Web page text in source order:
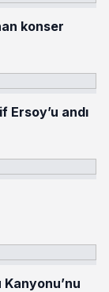
konser
andı